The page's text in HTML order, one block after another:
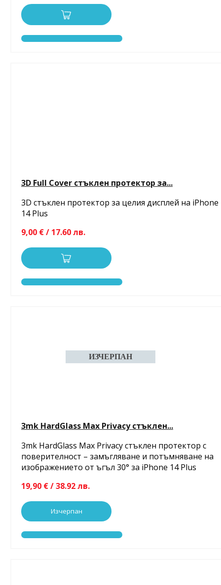
3D Full Cover стъклен протектор за...
3D стъклен протектор за целия дисплей на iPhone
14 Plus
9,00 € / 17.60 лв.
3mk HardGlass Max Privacy стъклен...
3mk HardGlass Max Privacy стъклен протектор с
поверителност – замъгляване и потъмняване на
изображението от ъгъл 30° за iPhone 14 Plus
19,90 € / 38.92 лв.
Изчерпан